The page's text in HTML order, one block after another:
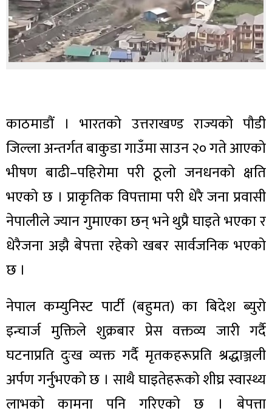
काठमाडौं । भारतको उत्तराखण्ड राज्यको पौडी
जिल्ला अन्तर्गत बाकुडा गाउँमा साउन २० गते आएको
भीषण बाढी–पहिरोमा परी ठूलो जनधनको क्षति
भएको छ । प्राकृतिक विपत्तामा परी धेरै जना प्रवासी
नेपालीले ज्यान गुमाएका छन् भने थुप्रै घाइते भएका र
धेरैजना अझै बेपत्ता रहेको खबर सार्वजनिक भएको
छ ।
नेपाल कम्युनिस्ट पार्टी (बहुमत) का बिदेश ब्युरो
इन्चार्ज मुक्तिले शुक्रबार प्रेस वक्तव्य जारी गर्दै
घटनाप्रति दुःख व्यक्त गर्दै मृतकहरूप्रति श्रद्धाञ्जली
अर्पण गर्नुभएको छ । साथै घाइतेहरूको शीघ्र स्वास्थ्य
लाभको कामना पनि गरिएको छ । बेपत्ता